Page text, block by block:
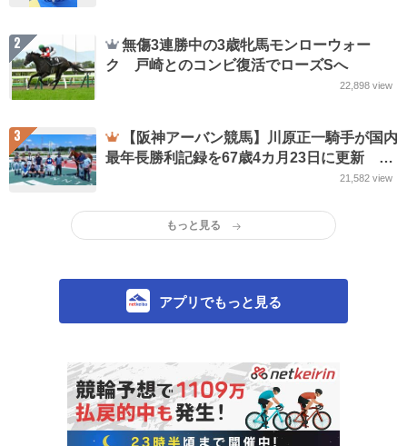
2
無傷3連勝中の3歳牝馬モンローウォー
ク 戸崎とのコンビ復活でローズSへ
22,898 view
3
【阪神アーバン競馬】川原正一騎手が国内
最年長勝利記録を67歳4カ月23日に更新 的
21,582 view
もっと見る
アプリでもっと見る